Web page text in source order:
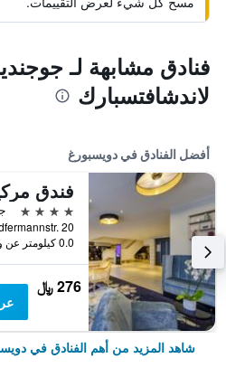
فنادق مشابهة لـ
لاندشافتسبارك
أفضل الفنادق في دويسبورغ
4 نجوم
0.0 كيلومتر عن وسط المدينة
276 ﷼
شاهد المزيد من أهم الفنادق في